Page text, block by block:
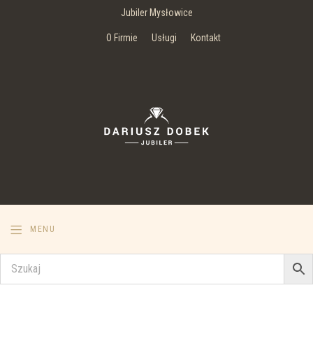
Jubiler Mysłowice
O Firmie Usługi Kontakt
MENU